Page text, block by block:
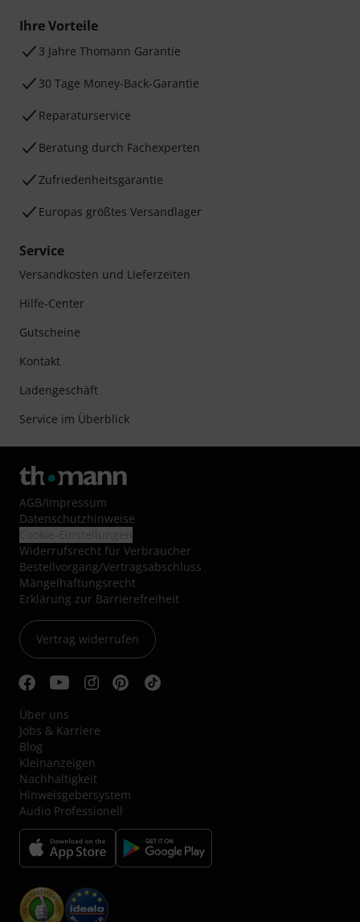
Ihre Vorteile
3 Jahre Thomann Garantie
30 Tage Money-Back-Garantie
Reparaturservice
Beratung durch Fachexperten
Zufriedenheitsgarantie
Europas größtes Versandlager
Service
Versandkosten und Lieferzeiten
Hilfe-Center
Gutscheine
Kontakt
Ladengeschäft
Service im Überblick
AGB/Impressum
Datenschutzhinweise
Widerrufsrecht für Verbraucher
Bestellvorgang/Vertragsabschluss
Mängelhaftungsrecht
Erklärung zur Barrierefreiheit
Vertrag widerrufen
Über uns
Jobs & Karriere
Blog
Kleinanzeigen
Nachhaltigkeit
Hinweisgebersystem
Audio Professionell